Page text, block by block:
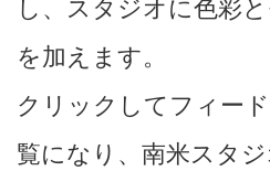
し、スタジオに色彩
を加えます。
クリックしてフィー
覧になり、南米スタ